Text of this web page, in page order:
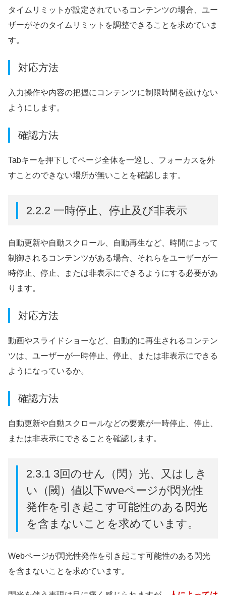
タイムリミットが設定されているコンテンツの場合、ユー
ザーがそのタイムリミットを調整できることを求めていま
す。
対応方法
入力操作や内容の把握にコンテンツに制限時間を設けない
ようにします。
確認方法
Tabキーを押下してページ全体を一巡し、フォーカスを外
すことのできない場所が無いことを確認します。
2.2.2 一時停止、停止及び非表示
自動更新や自動スクロール、自動再生など、時間によって
制御されるコンテンツがある場合、それらをユーザーが一
時停止、停止、または非表示にできるようにする必要があ
ります。
対応方法
動画やスライドショーなど、自動的に再生されるコンテン
ツは、ユーザーが一時停止、停止、または非表示にできる
ようになっているか。
確認方法
自動更新や自動スクロールなどの要素が一時停止、停止、
または非表示にできることを確認します。
2.3.1 3回のせん（閃）光、又はしき
い（閾）値以下wveページが閃光性
発作を引き起こす可能性のある閃光
を含まないことを求めています。
Webページが閃光性発作を引き起こす可能性のある閃光
を含まないことを求めています。